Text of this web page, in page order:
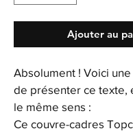
Ajouter au
Absolument ! Voici
de présenter ce texte,
le même sens :
Ce couvre-cadres